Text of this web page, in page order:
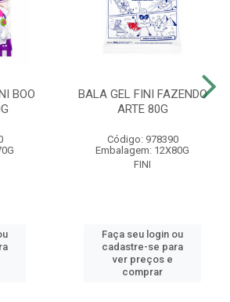
BOO
BALA GEL FINI FAZENDO
ARTE 80G
Código: 978390
Embalagem: 12X80G
FINI
Faça seu login ou
cadastre-se para
ver preços e
comprar